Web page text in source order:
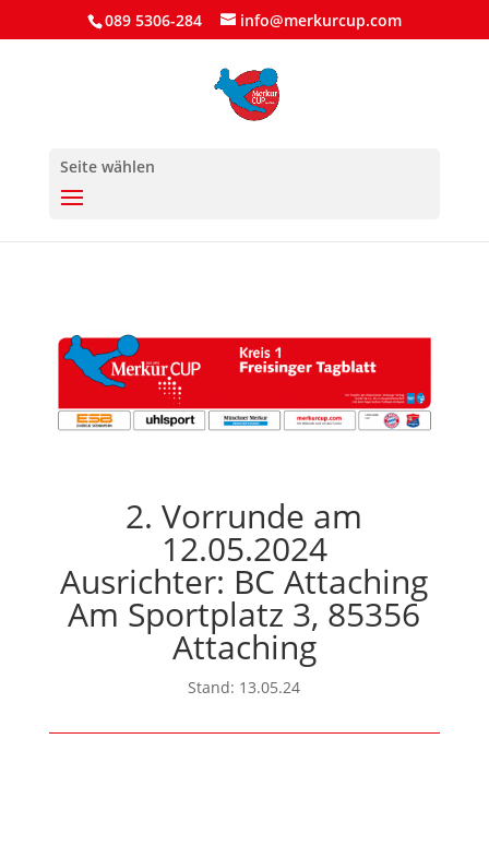
089 5306-284 info@merkurcup.com
Seite wählen
2. Vorrunde am
12.05.2024
Ausrichter: BC Attaching
Am Sportplatz 3, 85356
Attaching
Stand: 13.05.24